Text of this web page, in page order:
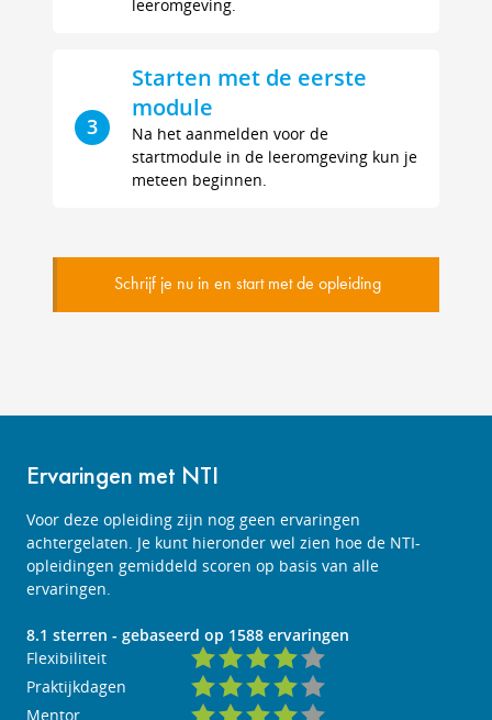
leeromgeving.
3
Starten met de eerste
module
Na het aanmelden voor de
startmodule in de leeromgeving kun je
meteen beginnen.
Schrijf je nu in en start met de opleiding
Ervaringen met NTI
Voor deze opleiding zijn nog geen ervaringen
achtergelaten. Je kunt hieronder wel zien hoe de NTI-
opleidingen gemiddeld scoren op basis van alle
ervaringen.
8.1 sterren - gebaseerd op 1588 ervaringen
Flexibiliteit
Praktijkdagen
Mentor